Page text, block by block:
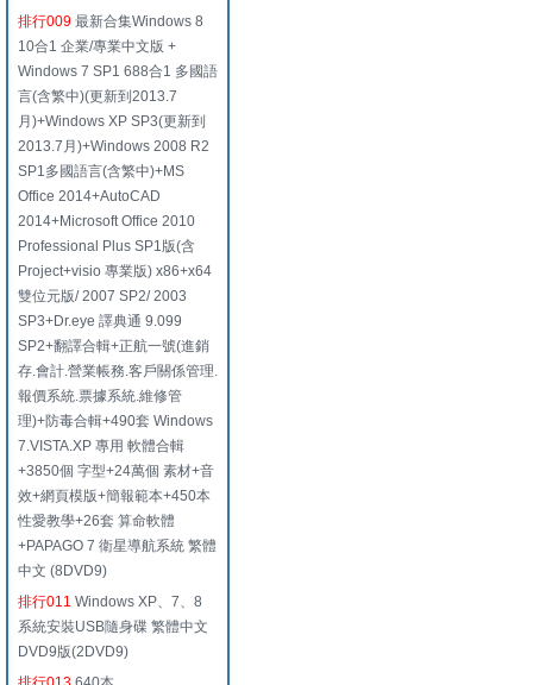
排行009 最新合集Windows 8
10合1 企業/專業中文版 +
Windows 7 SP1 688合1 多國語
言(含繁中)(更新到2013.7
月)+Windows XP SP3(更新到
2013.7月)+Windows 2008 R2
SP1多國語言(含繁中)+MS
Office 2014+AutoCAD
2014+Microsoft Office 2010
Professional Plus SP1版(含
Project+visio 專業版) x86+x64
雙位元版/ 2007 SP2/ 2003
SP3+Dr.eye 譯典通 9.099
SP2+翻譯合輯+正航一號(進銷
存.會計.營業帳務.客戶關係管理.
報價系統.票據系統.維修管
理)+防毒合輯+490套 Windows
7.VISTA.XP 專用 軟體合輯
+3850個 字型+24萬個 素材+音
效+網頁模版+簡報範本+450本
性愛教學+26套 算命軟體
+PAPAGO 7 衛星導航系統 繁體
中文 (8DVD9)
排行011 Windows XP、7、8
系統安裝USB隨身碟 繁體中文
DVD9版(2DVD9)